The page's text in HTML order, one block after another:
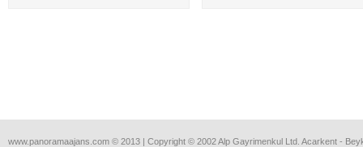
www.panoramaajans.com © 2013 | Copyright © 2002 Alp Gayrimenkul Ltd. Acarkent -